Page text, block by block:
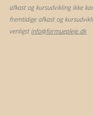
afkast og kursudvikling ikke
fremtidige afkast og
venligst info@formuepleje.dk